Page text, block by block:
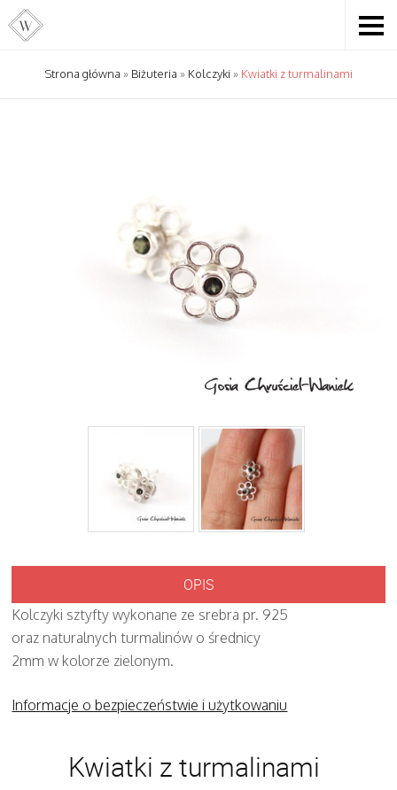
Strona główna » Biżuteria » Kolczyki » Kwiatki z turmalinami
OPIS
Kolczyki sztyfty wykonane ze srebra pr. 925
oraz naturalnych turmalinów o średnicy
2mm w kolorze zielonym.
Informacje o bezpieczeństwie i użytkowaniu
Kwiatki z turmalinami